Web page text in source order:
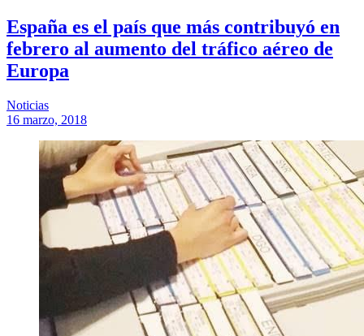
España es el país que más contribuyó en
febrero al aumento del tráfico aéreo de
Europa
Noticias
16 marzo, 2018